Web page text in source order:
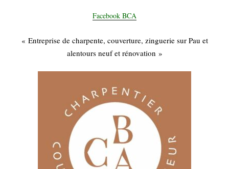
Facebook BCA
« Entreprise de charpente, couverture, zinguerie sur Pau et
alentours neuf et rénovation »